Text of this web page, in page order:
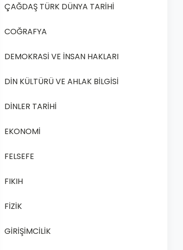
ÇAĞDAŞ TÜRK DÜNYA TARİHİ
COĞRAFYA
DEMOKRASİ VE İNSAN HAKLARI
DİN KÜLTÜRÜ VE AHLAK BİLGİSİ
DİNLER TARİHİ
EKONOMİ
FELSEFE
FIKIH
FİZİK
GİRİŞİMCİLİK